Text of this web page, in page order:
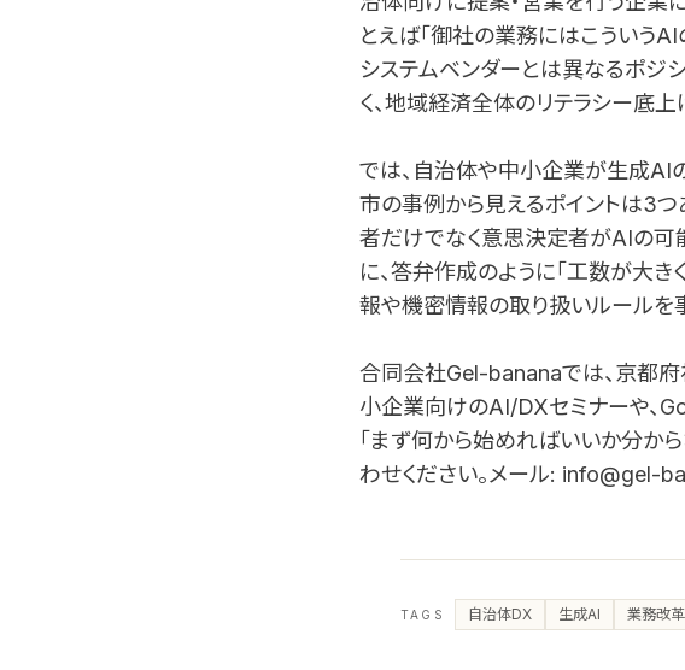
とえば「御社の業務にはこういう
システムベンダーとは異なるポジ
く、地域経済全体のリテラシー底上
では、自治体や中小企業が生成AI
市の事例から見えるポイントは3つ
者だけでなく意思決定者がAIの可
に、答弁作成のように「工数が大き
報や機密情報の取り扱いルールを
合同会社Gel-bananaでは、京都府
小企業向けのAI/DXセミナーや、
「まず何から始めればいいか分か
わせください。メール:
TAGS 自治体DX 生成AI 業務改革